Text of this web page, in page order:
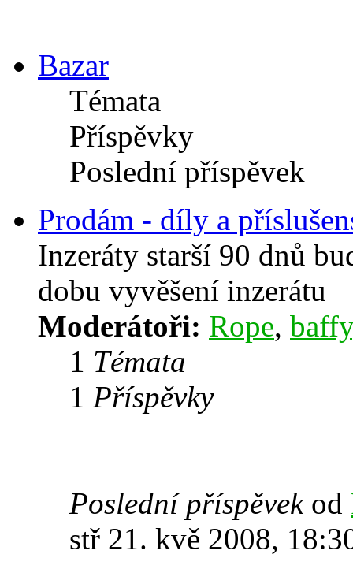
Bazar
Témata
Příspěvky
Poslední příspěvek
Prodám - díly a
Inzeráty starší 90 dnů
dobu vyvěšení inzerátu
Moderátoři: Rope, baffy
1 Témata
1 Příspěvky
Poslední příspěvekod
stř 21. kvě 2008,